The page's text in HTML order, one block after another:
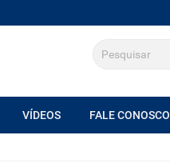
VÍDEOS FALE CONOSCO